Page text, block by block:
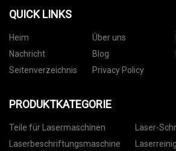
QUICK LINKS
Heim Über uns
Nachricht
Blog
Seitenverzeichnis
Privacy Policy
PRODUKTKATEGORIE
Teile für Lasermaschinen
Laser-
Laserbeschriftungsmaschine